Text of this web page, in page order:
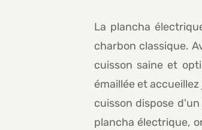
La plancha
charbon classique.
cuisson saine et
émaillée et
cuisson dispose
plancha électrique,